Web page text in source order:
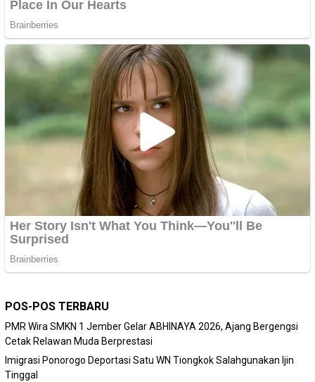
POS-POS TERBARU
PMR Wira SMKN 1 Jember Gelar ABHINAYA 2026, Ajang Bergengsi
Cetak Relawan Muda Berprestasi
Imigrasi Ponorogo Deportasi Satu WN Tiongkok Salahgunakan Ijin
Tinggal